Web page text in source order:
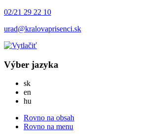
02/21 29 22 10
urad@kralovaprisenci.sk
Výber jazyka
skSlovensky
en
hu
Rovno na obsah
Rovno na menu